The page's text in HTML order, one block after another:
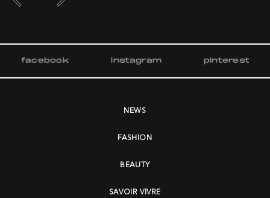
facebook instagram pinterest
NEWS
FASHION
BEAUTY
SAVOIR VIVRE